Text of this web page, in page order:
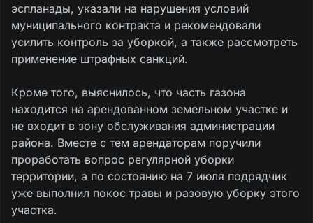
эспланады, указали на нарушения условий
муниципального контракта и рекомендовали
усилить контроль за уборкой, а также рассмотреть
применение штрафных санкций.
Кроме того, выяснилось, что часть газона
находится на арендованном земельном участке и
не входит в зону обслуживания администрации
района. Вместе с тем арендаторам поручили
проработать вопрос регулярной уборки
территории, а по состоянию на 7 июля подрядчик
уже выполнил покос травы и разовую уборку этого
участка.